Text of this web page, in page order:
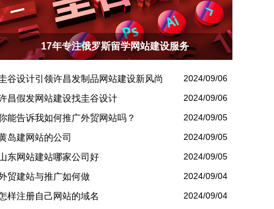
17年专注俄罗斯留学网站建设服务
谷设计引领许昌发制品网站建设新风尚 2024/09/06
昌假发网站建设找圭谷设计 2024/09/06
能告诉我如何推广外贸网站吗？ 2024/09/05
岛建网站的公司 2024/09/05
东网站建站哪家公司好 2024/09/05
贸建站与推广如何做 2024/09/04
样注册自己网站的域名 2024/09/04